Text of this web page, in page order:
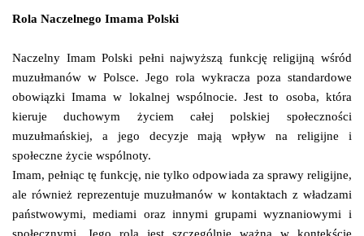
Rola Naczelnego Imama Polski
Naczelny Imam Polski pełni najwyższą funkcję religijną wśród
muzułmanów w Polsce. Jego rola wykracza poza standardowe
obowiązki Imama w lokalnej wspólnocie. Jest to osoba, która
kieruje duchowym życiem całej polskiej społeczności
muzułmańskiej, a jego decyzje mają wpływ na religijne i
społeczne życie wspólnoty.
Imam, pełniąc tę funkcję, nie tylko odpowiada za sprawy religijne,
ale również reprezentuje muzułmanów w kontaktach z władzami
państwowymi, mediami oraz innymi grupami wyznaniowymi i